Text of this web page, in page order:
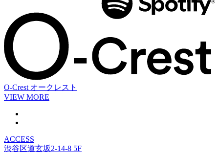
O-Crest オークレスト
VIEW MORE
ACCESS
渋谷区道玄坂2-14-8 5F